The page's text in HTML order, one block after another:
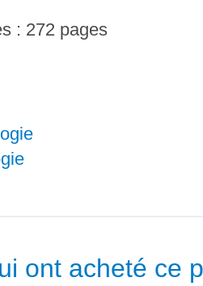
: 272 pages
ont acheté ce